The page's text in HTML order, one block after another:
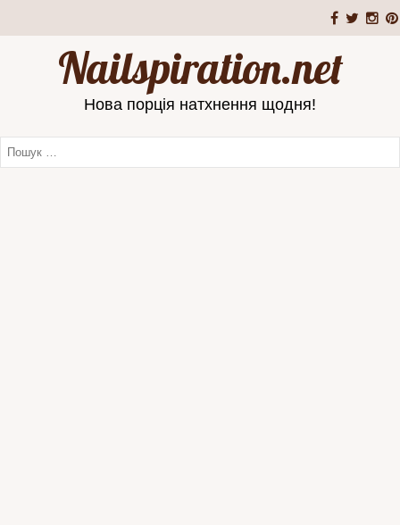
Nailspiration.net
Нова порція натхнення щодня!